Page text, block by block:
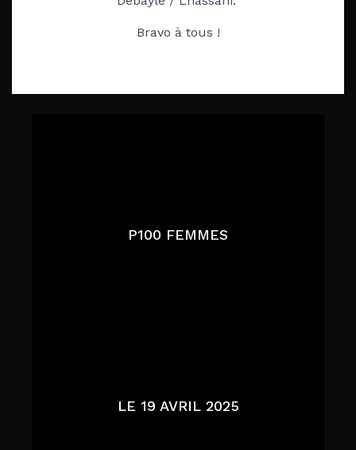
Bravo à tous !
P100 FEMMES
LE 19 AVRIL 2025